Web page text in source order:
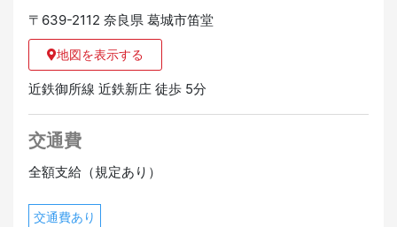
〒639-2112 奈良県 葛城市笛堂
地図を表示する
近鉄御所線 近鉄新庄 徒歩 5分
交通費
全額支給（規定あり）
交通費あり